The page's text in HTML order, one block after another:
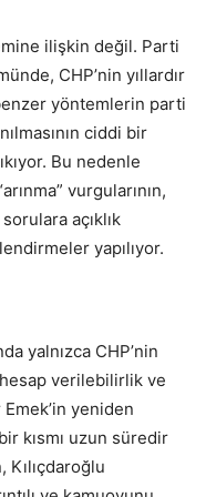
ilişkin değil. Parti
CHP’nin yıllardır
yöntemlerin parti
ciddi bir
Bu nedenle
vurgularının,
açıklık
yapılıyor.
yalnızca CHP’nin
verilebilirlik ve
yeniden
kısmı uzun süredir
Kılıçdaroğlu